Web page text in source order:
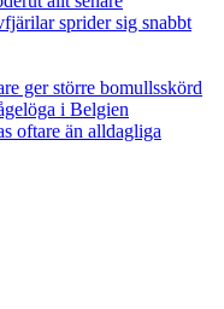
sprider sig snabbt
ger större bomullsskörd
i Belgien
oftare än alldagliga